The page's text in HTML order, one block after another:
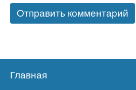
Главная